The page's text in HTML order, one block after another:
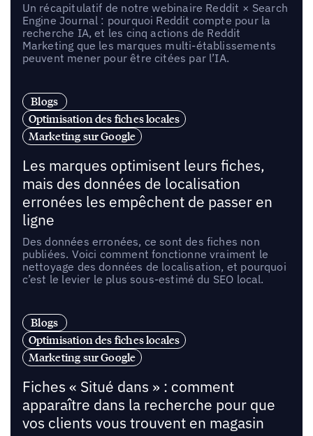
Un récapitulatif de notre webinaire Reddit × Search
Engine Journal : pourquoi Reddit compte pour la
recherche IA, et les cinq actions de Reddit
Marketing que les marques multi-établissements
peuvent mener pour être citées par l’IA.
Blogs
Optimisation des fiches locales
Marketing sur Google
Les marques optimisent leurs fiches,
mais des données de localisation
erronées les empêchent de passer en
ligne
Des données erronées, ce sont des fiches non
publiées. Voici comment fonctionne vraiment le
nettoyage des données de localisation, et pourquoi
c’est le levier le plus sous-estimé du SEO local.
Blogs
Optimisation des fiches locales
Marketing sur Google
Fiches « Situé dans » : comment
apparaître dans la recherche pour que
vos clients vous trouvent en magasin